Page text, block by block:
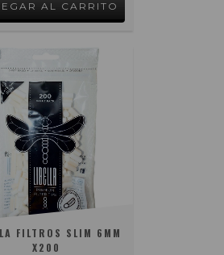
FILTROS SLIM 6MM
X200